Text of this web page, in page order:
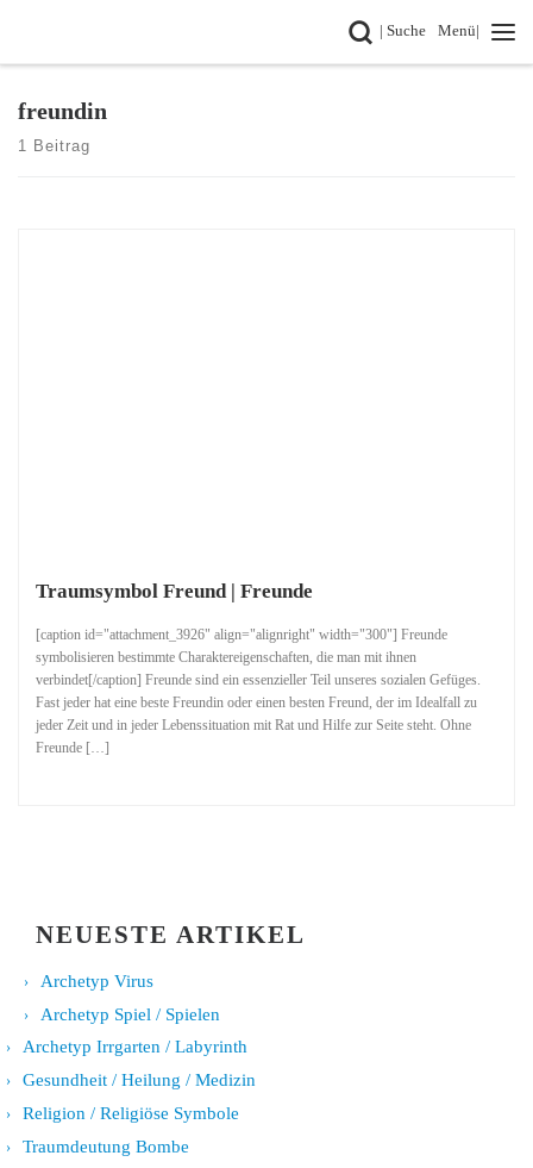
| SucheSearch
Menü|
freundin
1 Beitrag
Traumsymbol Freund | Freunde
[caption id="attachment_3926" align="alignright" width="300"] Freunde
symbolisieren bestimmte Charaktereigenschaften, die man mit ihnen
verbindet[/caption] Freunde sind ein essenzieller Teil unseres sozialen Gefüges.
Fast jeder hat eine beste Freundin oder einen besten Freund, der im Idealfall zu
jeder Zeit und in jeder Lebenssituation mit Rat und Hilfe zur Seite steht. Ohne
Freunde […]
NEUESTE ARTIKEL
Archetyp Virus
Archetyp Spiel / Spielen
Archetyp Irrgarten / Labyrinth
Gesundheit / Heilung / Medizin
Religion / Religiöse Symbole
Traumdeutung Bombe